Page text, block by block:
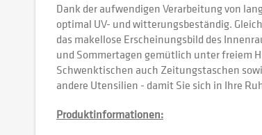
Dank der aufwendigen Verarbeitung von
optimal UV- und witterungsbeständig.
das makellose Erscheinungsbild des
und Sommertagen gemütlich unter freiem
Schwenktischen auch Zeitungstaschen
andere Utensilien - damit Sie sich in Ihre
Produktinformationen: